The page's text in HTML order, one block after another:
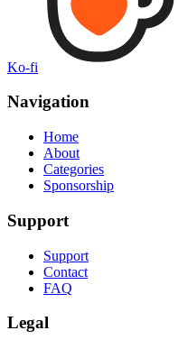
Ko-fi
Navigation
Home
About
Categories
Sponsorship
Support
Support
Contact
FAQ
Legal